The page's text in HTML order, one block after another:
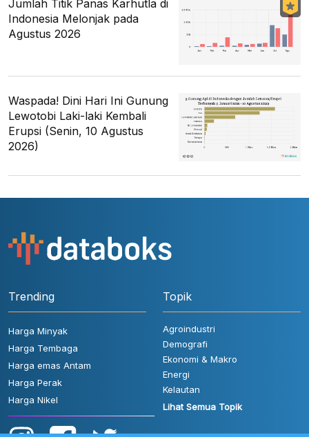
Jumlah Titik Panas Karhutla di
Indonesia Melonjak pada
Agustus 2026
Waspada! Dini Hari Ini Gunung
Lewotobi Laki-laki Kembali
Erupsi (Senin, 10 Agustus
2026)
Trending
Harga Minyak
Harga Tembaga
Harga emas Antam
Harga Perak
Harga Nikel
Topik
Agroindustri
Demografi
Ekonomi & Makro
Energi
Kelautan
Lihat Semua Topik